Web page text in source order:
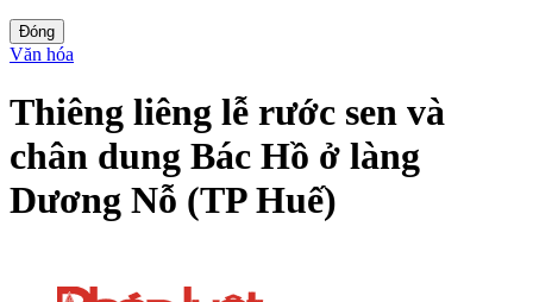
Đóng
Văn hóa
Thiêng liêng lễ rước sen và
chân dung Bác Hồ ở làng
Dương Nỗ (TP Huế)